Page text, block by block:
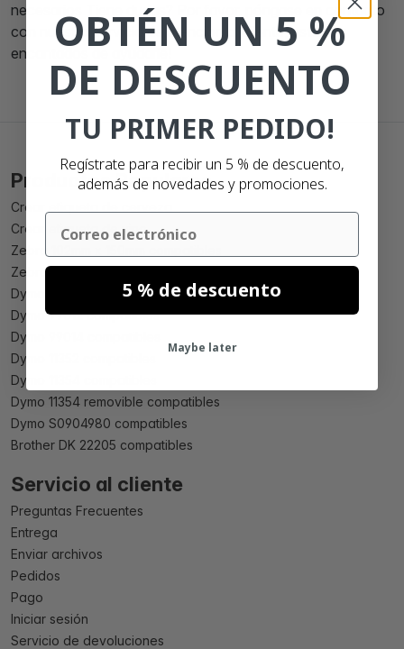
necesarios Tiene dudas? Por favor, póngase en contacto
con nuestro servicio de atencion al cliente, estamos
encantados de ayudarle!
Productos Populares
Crear etiqueta de cerveza
Crear etiqueta de vino
Zebra 102mm x 150mm compatibles
Zebra 102mm x 210mm compatibles
Dymo 99010 compatibles
Dymo 99012 compatibles
Dymo 99014 compatibles
Dymo 11352 compatibles
Dymo 11354 compatibles
Dymo 11354 removible compatibles
Dymo S0904980 compatibles
Brother DK 22205 compatibles
Servicio al cliente
Preguntas Frecuentes
Entrega
Enviar archivos
Pedidos
Pago
Iniciar sesión
Servicio de devoluciones
OBTÉN UN 5 %
DE DESCUENTO
TU PRIMER PEDIDO!
Regístrate para recibir un 5 % de descuento,
además de novedades y promociones.
Email
5 % de descuento
Maybe later